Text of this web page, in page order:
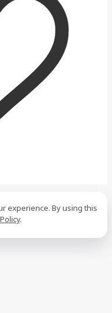
experience. By using this
.